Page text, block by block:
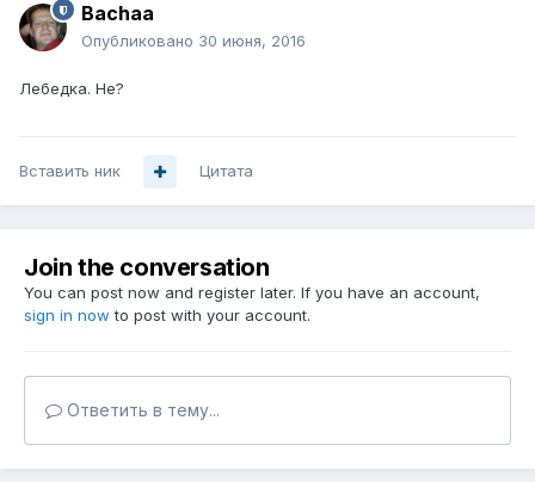
Bachaa
Опубликовано 30 июня, 2016
Лебедка. Не?
Вставить ник Цитата
Join the conversation
You can post now and register later. If you have an account,
sign in now to post with your account.
Ответить в тему...